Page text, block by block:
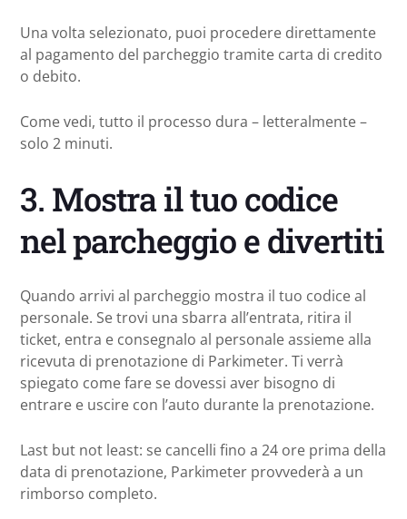
Una volta selezionato, puoi procedere direttamente
al pagamento del parcheggio tramite carta di credito
o debito.
Come vedi, tutto il processo dura – letteralmente –
solo 2 minuti.
3. Mostra il tuo codice
nel parcheggio e divertiti
Quando arrivi al parcheggio mostra il tuo codice al
personale. Se trovi una sbarra all’entrata, ritira il
ticket, entra e consegnalo al personale assieme alla
ricevuta di prenotazione di Parkimeter. Ti verrà
spiegato come fare se dovessi aver bisogno di
entrare e uscire con l’auto durante la prenotazione.
Last but not least: se cancelli fino a 24 ore prima della
data di prenotazione, Parkimeter provvederà a un
rimborso completo.